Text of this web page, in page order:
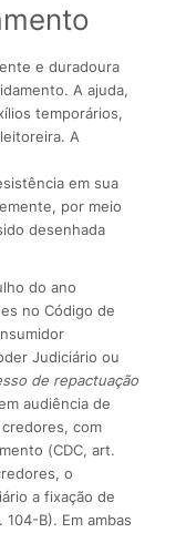
e duradoura
A ajuda,
temporários,
A
em sua
por meio
desenhada
do ano
no Código de
Judiciário ou
de repactuação
audiência de
com
(CDC, art.
o
a fixação de
104-B). Em ambas